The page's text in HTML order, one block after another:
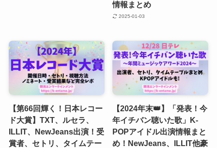
情報まとめ
2025-01-03
【第66回輝く！日本レコー
ド大賞】TXT、ルセラ、
ILLIT、NewJeans出演！受
賞者、セトリ、タイムテー
【2024年末👑】「発表！今
年イチバン聴いた歌」K-
POPアイドル出演情報まと
め！NewJeans、ILLIT他豪